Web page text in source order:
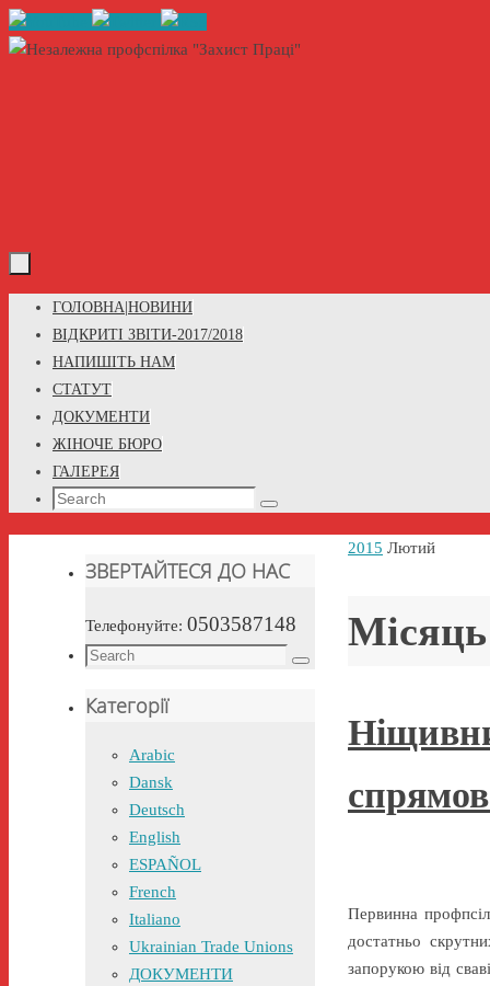
Skip
to
Skip
content
ГОЛОВНА|НОВИНИ
ВІДКРИТІ ЗВІТИ-2017/2018
НАПИШІТЬ НАМ
СТАТУТ
ДОКУМЕНТИ
ЖІНОЧЕ БЮРО
ГАЛЕРЕЯ
Search
Search
Home
2015 Лютий
Первинна
достатньо
запорукою від
ЗВЕРТАЙТЕСЯ ДО НАС
Телефонуйте: 0503587148
Search
Search
Категорії
Arabic
Dansk
Deutsch
English
ESPAÑOL
French
Italiano
Ukrainian Trade Unions
ДОКУМЕНТИ